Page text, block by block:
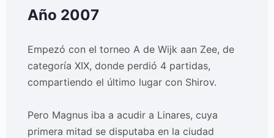
Año 2007
Empezó con el torneo A de Wijk aan Zee, de
categoría XIX, donde perdió 4 partidas,
compartiendo el último lugar con Shirov.
Pero Magnus iba a acudir a Linares, cuya
primera mitad se disputaba en la ciudad